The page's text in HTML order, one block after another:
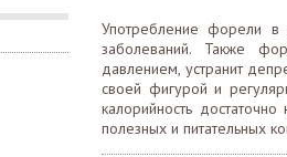
Употребление форели в
заболеваний. Также
давлением, устранит
своей фигурой и
калорийность
полезных и питательных